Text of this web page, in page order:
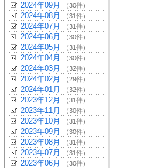
2024年09月 （30件）
2024年08月 （31件）
2024年07月 （31件）
2024年06月 （30件）
2024年05月 （31件）
2024年04月 （30件）
2024年03月 （32件）
2024年02月 （29件）
2024年01月 （32件）
2023年12月 （31件）
2023年11月 （30件）
2023年10月 （31件）
2023年09月 （30件）
2023年08月 （31件）
2023年07月 （31件）
2023年06月 （30件）